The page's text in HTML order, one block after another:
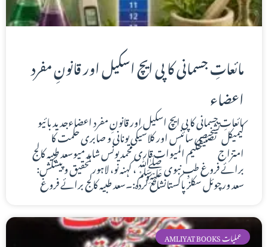
مائعاتِ جسمانی کا پی ایچ اسکیل اور قانونِ مفرد
اعضاء
مائعاتِ جسمانی کا پی ایچ اسکیل اور قانونِ مفرد اعضاءجدید بائیو
کیمیکل تشخیصی سائنس اور کلاسیکی یونانی و صابری حکمت کا
امتزاج تصنیفحکیم المیوات قاری محمد یونس شاہد میوسعد طبیہ کالج
برائے فروغ طبِ نبوی ﷺ، کہنہ نو، لاہور تحقیق و پیشکش:
سعد ورچوئل سکلزپاکستانشائع کردہ:۔سعد طبیہ کالج برائے فروغ
AMLIYAT BOOKS عملیات